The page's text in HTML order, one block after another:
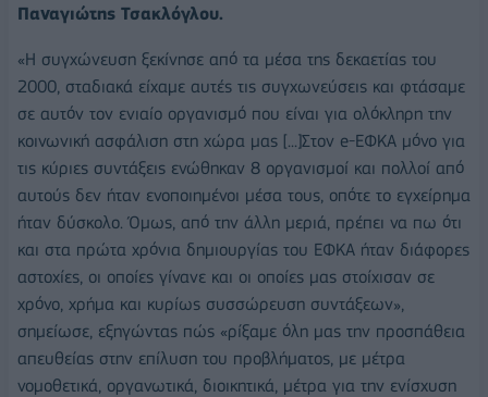
Παναγιώτης Τσακλόγλου.
«Η συγχώνευση ξεκίνησε από τα μέσα της δεκαετίας του
2000, σταδιακά είχαμε αυτές τις συγχωνεύσεις και φτάσαμε
σε αυτόν τον ενιαίο οργανισμό που είναι για ολόκληρη την
κοινωνική ασφάλιση στη χώρα μας [...]Στον e-ΕΦΚΑ μόνο για
τις κύριες συντάξεις ενώθηκαν 8 οργανισμοί και πολλοί από
αυτούς δεν ήταν ενοποιημένοι μέσα τους, οπότε το εγχείρημα
ήταν δύσκολο. Όμως, από την άλλη μεριά, πρέπει να πω ότι
και στα πρώτα χρόνια δημιουργίας του ΕΦΚΑ ήταν διάφορες
αστοχίες, οι οποίες γίνανε και οι οποίες μας στοίχισαν σε
χρόνο, χρήμα και κυρίως συσσώρευση συντάξεων»,
σημείωσε, εξηγώντας πώς «ρίξαμε όλη μας την προσπάθεια
απευθείας στην επίλυση του προβλήματος, με μέτρα
νομοθετικά, οργανωτικά, διοικητικά, μέτρα για την ενίσχυση